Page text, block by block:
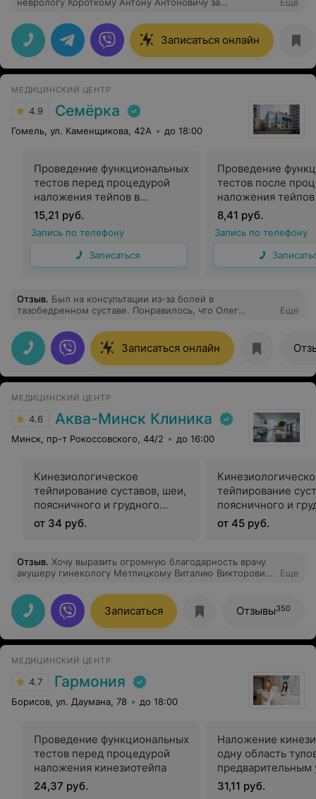
помощь. Буду всем рекомендовать!
Записаться онлайн
МЕДИЦИНСКИЙ ЦЕНТР
4.9 Семёрка
Гомель, ул. Каменщикова, 42А до 18:00
Проведение функциональных
тестов перед процедурой
наложения тейпов в
травматологии
15,21 руб.
Запись по телефону
Записаться
Проведение
тестов после
наложения тейпов
травматологии
8,41 руб.
Запись по телефону
Отзыв. Был на консультации из-за болей в
тазобедренном суставе. Понравилось, что Олег
выписывает бумажки для вида. Спокойный, опытный
врач, всё сказал по существу и без прикрас. Помог
разобраться с причиной болей, за что благодарен
Еще
Записаться онлайн
МЕДИЦИНСКИЙ ЦЕНТР
4.6 Аква-Минск Клиника
Минск, пр-т Рокоссовского, 44/2 до 16:00
Кинезиологическое
тейпирование суставов, шеи,
поясничного и грудного
отделов позвоночника (одна
от 34 руб.
тейпирование
поясничного и
отделов
от 45 руб.
Отзыв. Хочу выразить огромную благодарность врачу
акушеру гинекологу Метлицкому Виталию Викторовичу
проведении сложной лапароскопии по удалению
интрамурально субсерозной миомы и метропластики.
Прошло 3 недели чувствую себя хорошо,как будто
ничего и не было.Я очень рада ,что решилась на эту
операцию, с таким врачом действительно ничего не
золотые руки,успехов и удачи Вам!Спасибо всем за
поддержку,за позитивный настрой и профессионализм
Еще
Записаться Отзывы350
МЕДИЦИНСКИЙ ЦЕНТР
4.7 Гармония
Борисов, ул. Даумана, 78 до 18:00
Проведение функциональных
тестов перед процедурой
наложения кинезиотейпа
24,37 руб.
Наложение
одну область
предварительным
волос
31,11 руб.